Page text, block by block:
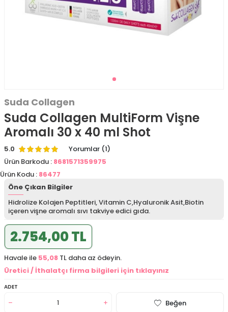
Suda Collagen
Suda Collagen MultiForm Vişne
Aromalı 30 x 40 ml Shot
5.0
Yorumlar (1)
Ürün Barkodu : 8681571359975
Ürün Kodu : 86477
Öne Çıkan Bilgiler
Hidrolize Kolajen Peptitleri, Vitamin C,Hyaluronik Asit,Biotin
içeren vişne aromalı sıvı takviye edici gıda.
2.754,00 TL
Havale ile 55,08 TL daha az ödeyin.
Üretici / İthalatçı firma bilgileri için tıklayınız
ADET
Beğen